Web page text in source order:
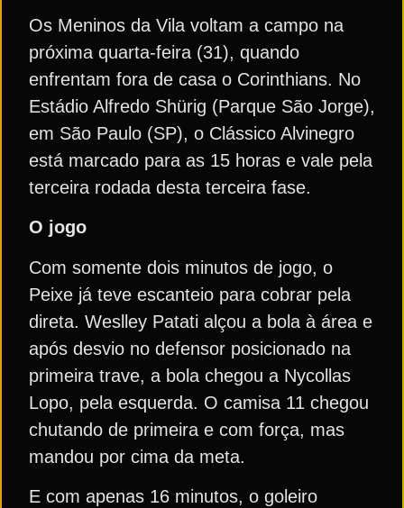
Os Meninos da Vila voltam a campo na
próxima quarta-feira (31), quando
enfrentam fora de casa o Corinthians. No
Estádio Alfredo Shürig (Parque São Jorge),
em São Paulo (SP), o Clássico Alvinegro
está marcado para as 15 horas e vale pela
terceira rodada desta terceira fase.
O jogo
Com somente dois minutos de jogo, o
Peixe já teve escanteio para cobrar pela
direta. Weslley Patati alçou a bola à área e
após desvio no defensor posicionado na
primeira trave, a bola chegou a Nycollas
Lopo, pela esquerda. O camisa 11 chegou
chutando de primeira e com força, mas
mandou por cima da meta.
E com apenas 16 minutos, o goleiro